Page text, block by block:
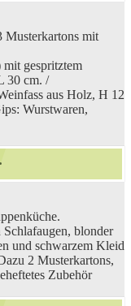
Musterkartons mit
mit gespritztem
30 cm. /
aus Holz, H 12
Wurstwaren,
blonder
und schwarzem Kleid
2 Musterkartons,
Zubehör